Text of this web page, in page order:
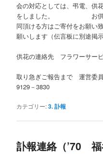
会の対応としては、弔電、供
をしました。 お供花に
同頂ける方はご寄付
願いします（伝言板に別途掲示
供花の連絡先 フラワーサー
取り急ぎご報告まで 運営
9129－3830
カテゴリー:3. 訃報
訃報連絡（’70